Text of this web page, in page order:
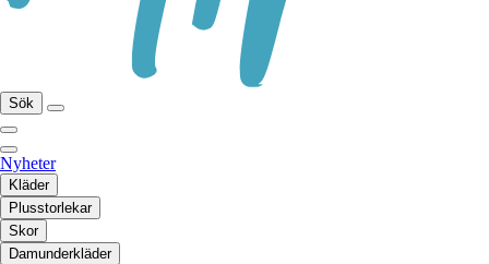
Sök
Nyheter
Kläder
Plusstorlekar
Skor
Damunderkläder